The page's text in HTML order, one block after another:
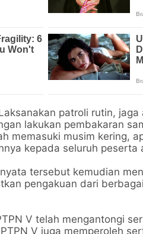
patroli rutin,
lakukan pembakaran
memasuki musim kering,
kepada seluruh peserta
tersebut kemudian
pengakuan dari
V telah mengantongi
V juga memperoleh